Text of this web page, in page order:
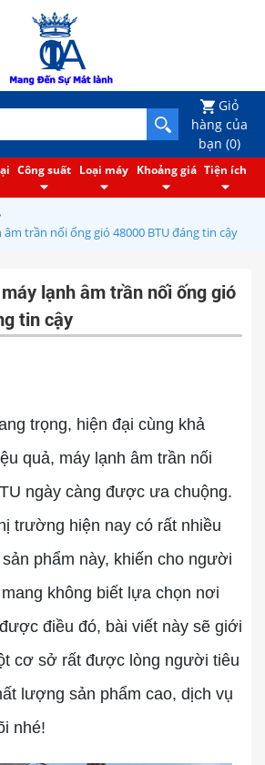
Giỏ
hàng của
bạn (0)
Công suất Loại máy Khoảng giá Tiện ích
trần nối ống gió 48000 BTU đáng tin cậy
lạnh âm trần nối ống gió
tin cậy
trọng, hiện đại cùng khả
quả, máy lạnh âm trần nối
ngày càng được ưa chuộng.
trường hiện nay có rất nhiều
phẩm này, khiến cho người
không biết lựa chọn nơi
điều đó, bài viết này sẽ giới
cơ sở rất được lòng người tiêu
lượng sản phẩm cao, dịch vụ
nhé!